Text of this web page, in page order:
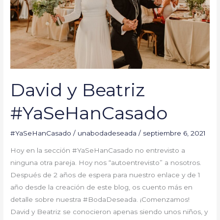
David y Beatriz
#YaSeHanCasado
#YaSeHanCasado / unabodadeseada/ septiembre 6, 2021
Hoy en la sección #YaSeHanCasado no entrevisto a
ninguna otra pareja. Hoy nos “autoentrevisto” a nosotros.
Después de 2 años de espera para nuestro enlace y de 1
año desde la creación de este blog, os cuento más en
detalle sobre nuestra #BodaDeseada. ¡Comenzamos!
David y Beatriz se conocieron apenas siendo unos niños, y